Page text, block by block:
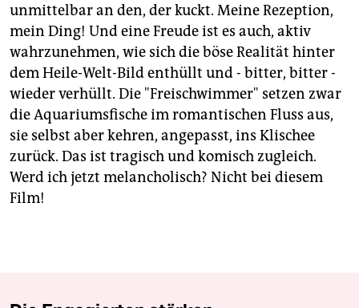
unmittelbar an den, der kuckt. Meine Rezeption,
mein Ding! Und eine Freude ist es auch, aktiv
wahrzunehmen, wie sich die böse Realität hinter
dem Heile-Welt-Bild enthüllt und - bitter, bitter -
wieder verhüllt. Die "Freischwimmer" setzen zwar
die Aquariumsfische im romantischen Fluss aus,
sie selbst aber kehren, angepasst, ins Klischee
zurück. Das ist tragisch und komisch zugleich.
Werd ich jetzt melancholisch? Nicht bei diesem
Film!